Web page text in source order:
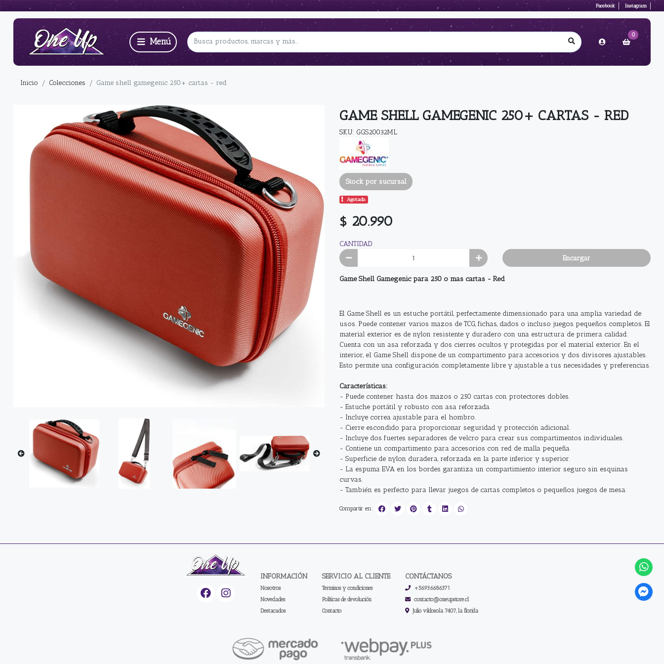
Facebook Instagram
0
Inicio Colecciones Game shell gamegenic 250+ cartas - red
GAME SHELL GAMEGENIC 250+ CARTAS - RED
SKU: GGS20032ML
Stock por sucursal
Agotado.
$ 20.990
CANTIDAD
Encargar
Game Shell Gamegenic para 250 o mas cartas - Red
El Game Shell es un estuche portátil, perfectamente dimensionado para una amplia variedad de
usos. Puede contener varios mazos de TCG, fichas, dados o incluso juegos pequeños completos. El
material exterior es de nylon resistente y duradero con una estructura de primera calidad.
Cuenta con un asa reforzada y dos cierres ocultos y protegidas por el material exterior. En el
interior, el Game Shell dispone de un compartimento para accesorios y dos divisores ajustables.
Esto permite una configuración completamente libre y ajustable a tus necesidades y preferencias.
Características:
- Puede contener hasta dos mazos o 250 cartas con protectores dobles.
- Estuche portátil y robusto con asa reforzada.
- Incluye correa ajustable para el hombro.
- Cierre escondido para proporcionar seguridad y protección adicional.
- Incluye dos fuertes separadores de velcro para crear sus compartimentos individuales.
- Contiene un compartimento para accesorios con red de malla pequeña.
- Superficie de nylon duradera, reforzada en la parte inferior y superior.
- La espuma EVA en los bordes garantiza un compartimiento interior seguro sin esquinas
curvas.
- También es perfecto para llevar juegos de cartas completos o pequeños juegos de mesa.
Compartir en:
INFORMACIÓN
Nosotros
Novedades
Destacados
SERVICIO AL CLIENTE
Terminos y condiciones
Políticas de devolución
Contacto
CONTÁCTANOS
+56936686371
contacto@oneupstore.cl
Julio vildosola 7407, la florida